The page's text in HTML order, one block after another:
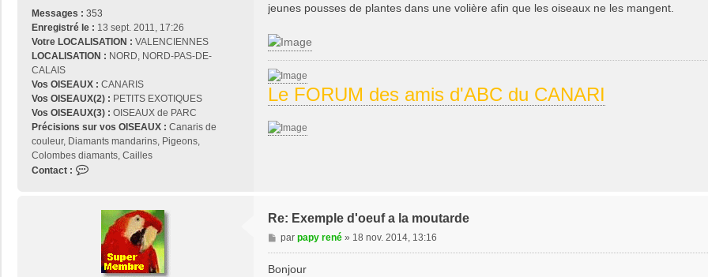
r
e
n
é
Messages : 353
Enregistré le : 13 sept. 2011, 17:26
Votre LOCALISATION : VALENCIENNES
LOCALISATION : NORD, NORD-PAS-DE-
CALAIS
Vos OISEAUX : CANARIS
Vos OISEAUX(2) : PETITS EXOTIQUES
Vos OISEAUX(3) : OISEAUX de PARC
Précisions sur vos OISEAUX : Canaris de
couleur, Diamants mandarins, Pigeons,
Colombes diamants, Cailles
Contact :
jeunes pousses de plantes dans une volière afin que les oiseaux ne les mangent.
Le FORUM des amis d'ABC du CANARI
Re: Exemple d'oeuf a la moutarde
M
e
par papy rené» 18 nov. 2014, 13:16
Bonjour